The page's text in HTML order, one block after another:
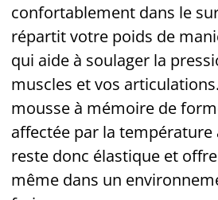
confortablement dans le
répartit votre poids de
qui aide à soulager la
muscles et vos
mousse à mémoire de
affectée par la température
reste donc élastique et
même dans un